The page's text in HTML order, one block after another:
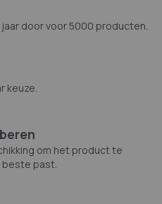
door voor 5000 producten.
keuze.
om het product te
past.